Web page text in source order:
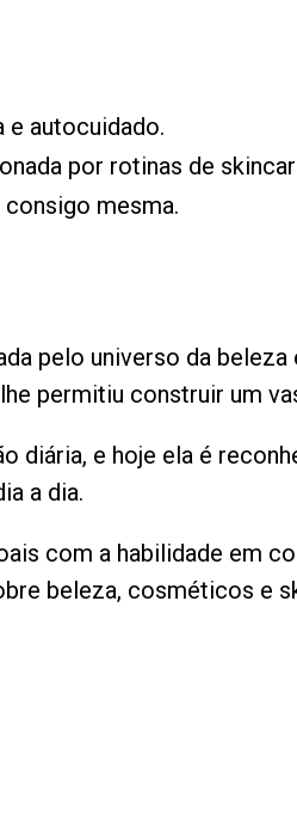
e autocuidado.
por rotinas de
mesma.
pelo universo da
permitiu construir um
diária, e hoje ela é
a dia.
com a habilidade em
beleza, cosméticos e